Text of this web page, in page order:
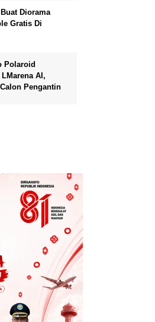
Diorama
Gratis Di
Polaroid
AI,
Pengantin